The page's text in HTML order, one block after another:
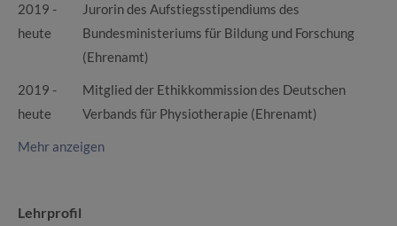
2019 -
heute
Jurorin des Aufstiegsstipendiums des
Bundesministeriums für Bildung und Forschung
(Ehrenamt)
2019 -
heute
Mitglied der Ethikkommission des Deutschen
Verbands für Physiotherapie (Ehrenamt)
Mehr anzeigen
Lehrprofil